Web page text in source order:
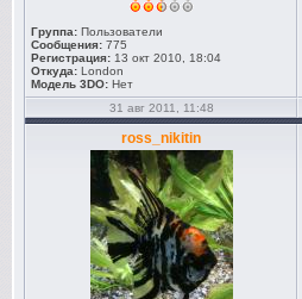
Группа: Пользователи
Сообщения: 775
Регистрация: 13 окт 2010, 18:04
Откуда: London
Модель 3DO: Нет
31 авг 2011, 11:48
ross_nikitin